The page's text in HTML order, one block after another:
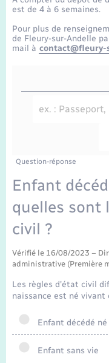
Etat-civil -
Mariage – PACS
Recensement
Loisirs
Organisation
Transports
Voirie et espace
Travaux -
public
Compétences
Présentation de
La Communauté
est de 4 à 6 semaines.
Pour plus de
de Fleury-sur-Andelle
mail à
Question-réponse
Enfant
quelles sont
civil ?
Vérifié le 16/08/2023 –
administrative (Première
Les règles d'état civil
naissance est né vivant
Enfant décédé
Enfant sans vie